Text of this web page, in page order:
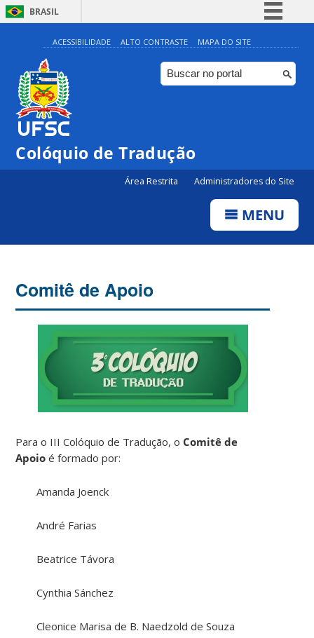
BRASIL
Simplifique!
Comunica BR
Participe
ACESSIBILIDADE ALTO CONTRASTE MAPA DO SITE
Colóquio de Tradução
Área Restrita Administradores do Site
MENU
Comitê de Apoio
Para o III Colóquio de Tradução, o Comitê de
Apoio é formado por:
Amanda Joenck
André Farias
Beatrice Távora
Cynthia Sánchez
Cleonice Marisa de B. Naedzold de Souza